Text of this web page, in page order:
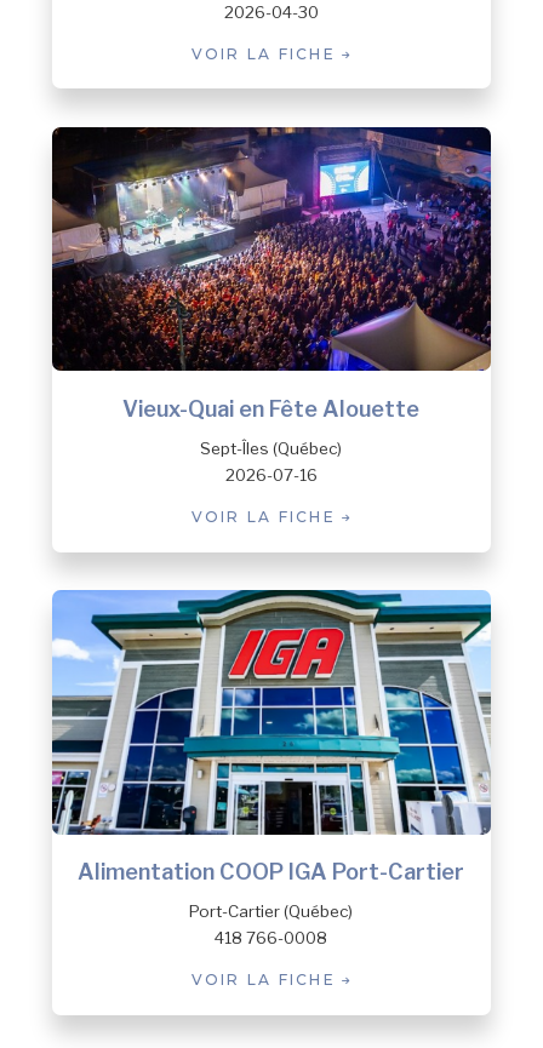
2026-04-30
VOIR LA FICHE
Vieux-Quai en Fête Alouette
Sept-Îles (Québec)
2026-07-16
VOIR LA FICHE
Alimentation COOP IGA Port-Cartier
Port-Cartier (Québec)
418 766-0008
VOIR LA FICHE